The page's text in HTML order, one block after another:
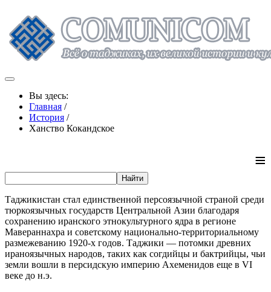
Вы здесь:
Главная /
История /
Ханство Кокандское
≡
Таджикистан стал единственной персоязычной страной среди
тюркоязычных государств Центральной Азии благодаря
сохранению иранского этнокультурного ядра в регионе
Мавераннахра и советскому национально-территориальному
размежеванию 1920-х годов. Таджики — потомки древних
ираноязычных народов, таких как согдийцы и бактрийцы, чьи
земли вошли в персидскую империю Ахеменидов еще в VI
веке до н.э.